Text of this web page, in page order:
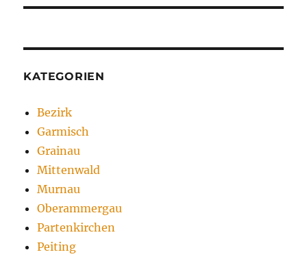
KATEGORIEN
Bezirk
Garmisch
Grainau
Mittenwald
Murnau
Oberammergau
Partenkirchen
Peiting